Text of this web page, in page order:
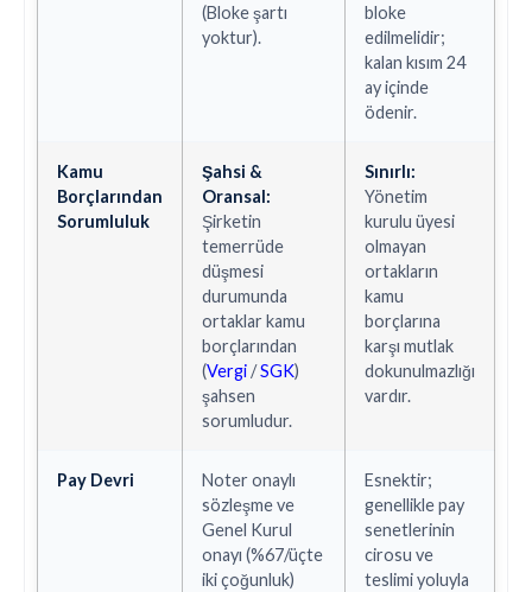
(Bloke şartı
yoktur).
bloke
edilmelidir;
kalan kısım 24
ay içinde
ödenir.
Kamu
Borçlarından
Sorumluluk
Şahsi &
Oransal:
Şirketin
temerrüde
düşmesi
durumunda
ortaklar kamu
borçlarından
(Vergi/SGK)
şahsen
sorumludur.
Sınırlı:
Yönetim
kurulu üyesi
olmayan
ortakların
kamu
borçlarına
karşı mutlak
dokunulmazlığı
vardır.
Pay Devri
Noter onaylı
sözleşme ve
Genel Kurul
onayı (%67/üçte
iki çoğunluk)
Esnektir;
genellikle pay
senetlerinin
cirosu ve
teslimi yoluyla